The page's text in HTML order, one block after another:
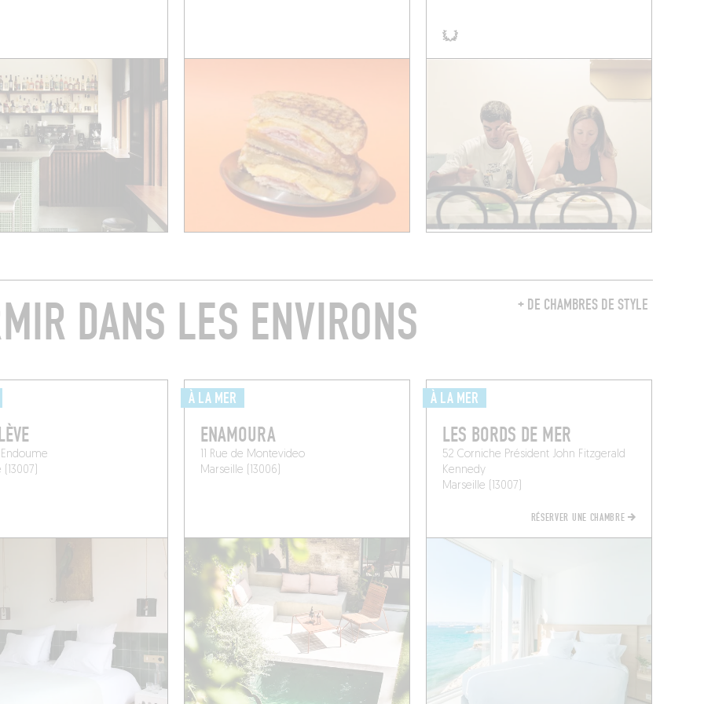
+ DE CHAMBRES DE STYLE
DANS LES ENVIRONS
À LA MER
ENAMOURA
11 Rue de Montevideo
Marseille (13006)
À LA MER
LES BORDS DE MER
52 Corniche Président John Fitzgerald
Kennedy
Marseille (13007)
RÉSERVER UNE CHAMBRE